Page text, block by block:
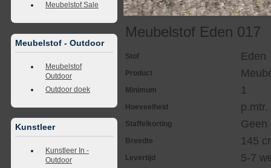
Meubelstof Sale
Meubelstof - Outdoor
Meubelstof
Outdoor
Outdoor doek
Kunstleer
Kunstleer In -
Outdoor
Meubelstof Eden 017
Stof Eden
Product
Minimum 1
Hoeveelheid p.mtr.
Staffelkorting Geen
Breedte 145
Levertijd 5-7